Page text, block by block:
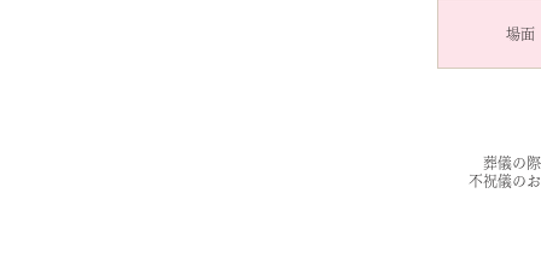
場面
葬儀の
不祝儀の